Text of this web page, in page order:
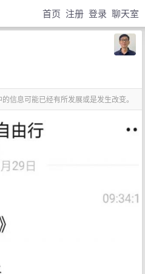
首页 注册 登录 聊天室
信息可能已经有所发展或是发生改变。